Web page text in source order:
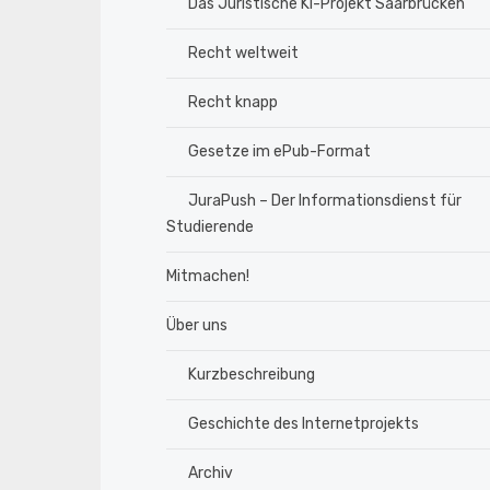
Das Juristische KI-Projekt Saarbrücken
Recht weltweit
Recht knapp
Gesetze im ePub-Format
JuraPush – Der Informationsdienst für
Studierende
Mitmachen!
Über uns
Kurzbeschreibung
Geschichte des Internetprojekts
Archiv